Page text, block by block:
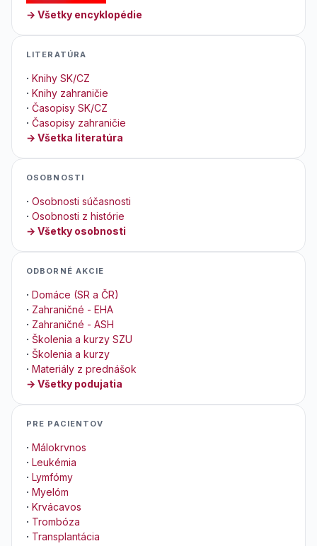
→ Všetky encyklopédie
LITERATÚRA
· Knihy SK/CZ
· Knihy zahraničie
· Časopisy SK/CZ
· Časopisy zahraničie
→ Všetka literatúra
OSOBNOSTI
· Osobnosti súčasnosti
· Osobnosti z histórie
→ Všetky osobnosti
ODBORNÉ AKCIE
· Domáce (SR a ČR)
· Zahraničné - EHA
· Zahraničné - ASH
· Školenia a kurzy SZU
· Školenia a kurzy
· Materiály z prednášok
→ Všetky podujatia
PRE PACIENTOV
· Málokrvnos
· Leukémia
· Lymfómy
· Myelóm
· Krvácavos
· Trombóza
· Transplantácia